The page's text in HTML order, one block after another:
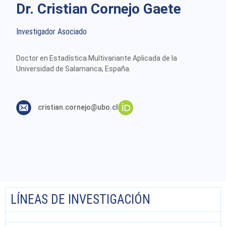
Dr. Cristian Cornejo Gaete
Investigador Asociado
Doctor en Estadística Multivariante Aplicada de la
Universidad de Salamanca, España.
LÍNEAS DE INVESTIGACIÓN